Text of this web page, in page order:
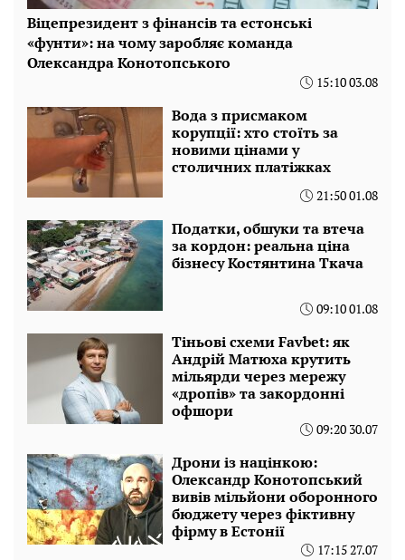
Віцепрезидент з фінансів та естонські
«фунти»: на чому заробляє команда
Олександра Конотопського
15:10 03.08
Вода з присмаком
корупції: хто стоїть за
новими цінами у
столичних платіжках
21:50 01.08
Податки, обшуки та втеча
за кордон: реальна ціна
бізнесу Костянтина Ткача
09:10 01.08
Тіньові схеми Favbet: як
Андрій Матюха крутить
мільярди через мережу
«дропів» та закордонні
офшори
09:20 30.07
Дрони із націнкою:
Олександр Конотопський
вивів мільйони оборонного
бюджету через фіктивну
фірму в Естонії
17:15 27.07